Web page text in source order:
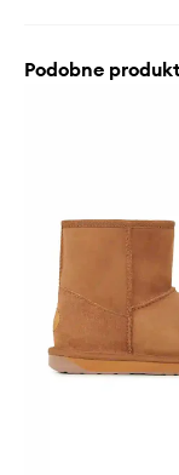
Podobne